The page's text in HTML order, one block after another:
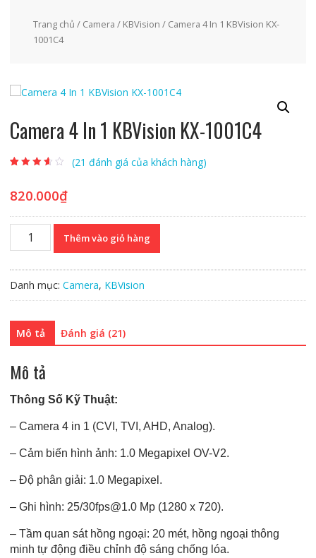
Trang chủ / Camera / KBVision / Camera 4 In 1 KBVision KX-
1001C4
Camera 4 In 1 KBVision KX-1001C4
đánh giá
(21 đánh giá của khách hàng)
820.000₫
Camera
KBVision
1001C4
số
Thêm vào giỏ hàng
Danh mục: Camera, KBVision
Mô tả Đánh giá (21)
Mô tả
Thông Số Kỹ Thuật:
– Camera 4 in 1 (CVI, TVI, AHD, Analog).
– Cảm biến hình ảnh: 1.0 Megapixel OV-V2.
– Độ phân giải: 1.0 Megapixel.
– Ghi hình: 25/30fps@1.0 Mp (1280 x 720).
– Tầm quan sát hồng ngoại: 20 mét, hồng ngoại thông
minh tự động điều chỉnh độ sáng chống lóa.